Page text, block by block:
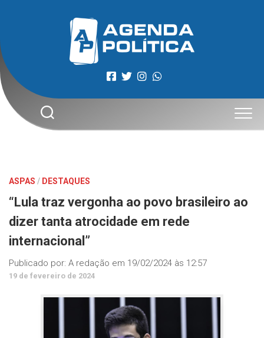
ASPAS / DESTAQUES
“Lula traz vergonha ao povo brasileiro ao
dizer tanta atrocidade em rede
internacional”
Publicado por: A redação em 19/02/2024 às 12:57
19 de fevereiro de 2024